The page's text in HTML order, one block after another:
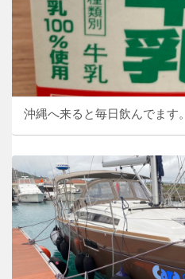
沖縄へ来ると毎日飲んでます。